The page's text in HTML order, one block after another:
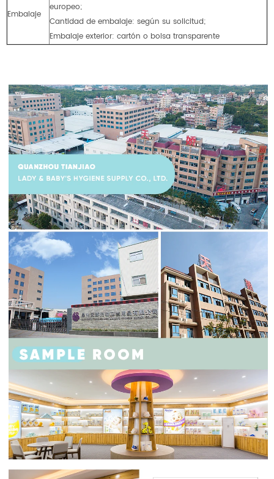
Embalaje
europeo;
Cantidad de embalaje: según su solicitud;
Embalaje exterior: cartón o bolsa transparente